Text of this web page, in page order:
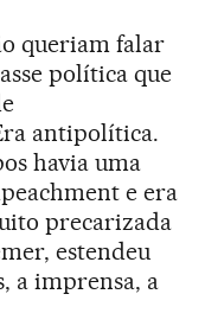
queriam falar
política que
antipolítica.
havia uma
e era
precarizada
estendeu
a imprensa, a